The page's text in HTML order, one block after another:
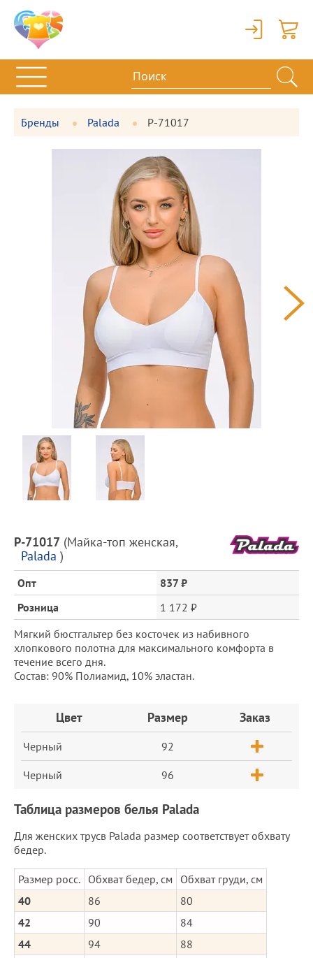
Вход
Бренды Palada P-71017
Фотографии
товара
Большая
Описание
товара
и
цена
P-71017 (Майка-топ женская,
Palada )
Опт
837 ₽
Розница
1 172 ₽
Мягкий бюстгальтер без косточек из набивного
хлопкового полотна для максимального комфорта в
течение всего дня.
Состав: 90% Полиамид, 10% эластан.
ЗаказЦвет Размер Заказ
Черный 92
Черный 96
Таблица размеров белья Palada
Для женских трусв Palada размер соответствует обхвату
бедер.
Размер росс. Обхват бедер, см
Обхват груди, см
40
86
80
42
90
84
44
94
88